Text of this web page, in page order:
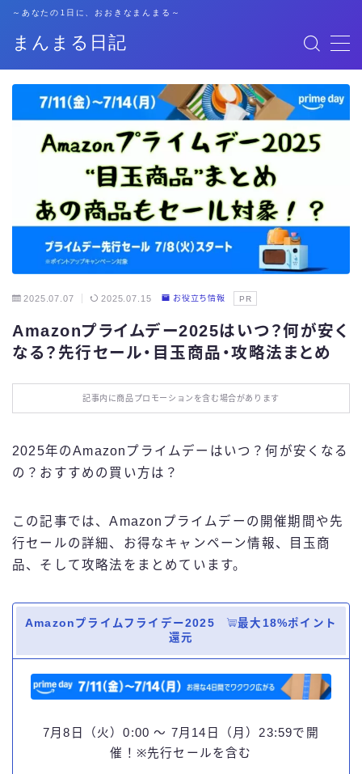
まんまる日記
～あなたの1日に、おおきなまんまる～
格安SIM
暮らし
資格勉強
キャリア
おでかけ
お役立ち情報
IT・スキル
ふるさと納税
ブログ技術
お問い合わせ
2025.07.07 2025.07.15 お役立ち情報 PR
Amazonプライムデー2025はいつ？何が安く
なる？先行セール・目玉商品・攻略法まとめ
記事内に商品プロモーションを含む場合があります
2025年のAmazonプライムデーはいつ？何が安くなる
の？おすすめの買い方は？
この記事では、Amazonプライムデーの開催期間や先
行セールの詳細、お得なキャンペーン情報、目玉商
品、そして攻略法をまとめています。
Amazonプライムフライデー2025
最大18%ポイント
還元
7月8日（火）0:00 ～ 7月14日（月）23:59で開
催！※先行セールを含む